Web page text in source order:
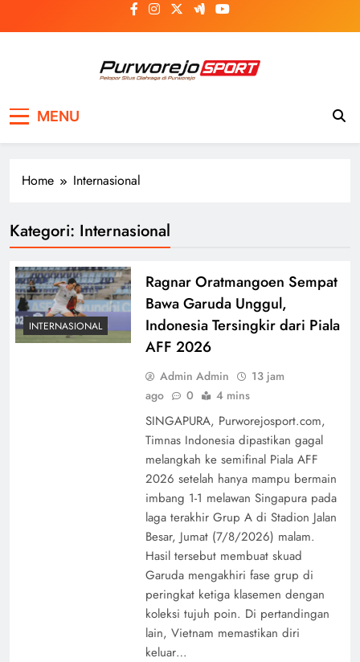
to
MENU
Home Internasional
Kategori: Internasional
INTERNASIONAL
Ragnar Oratmangoen Sempat
Bawa Garuda Unggul,
Indonesia Tersingkir dari Piala
AFF 2026
Admin Admin
13 jam
ago
0 4 mins
SINGAPURA, Purworejosport.com,
Timnas Indonesia dipastikan gagal
melangkah ke semifinal Piala AFF
2026 setelah hanya mampu bermain
imbang 1-1 melawan Singapura pada
laga terakhir Grup A di Stadion Jalan
Besar, Jumat (7/8/2026) malam.
Hasil tersebut membuat skuad
Garuda mengakhiri fase grup di
peringkat ketiga klasemen dengan
koleksi tujuh poin. Di pertandingan
lain, Vietnam memastikan diri
keluar…